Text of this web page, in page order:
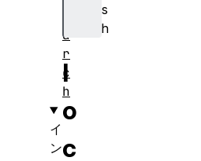
s
h
l
o
c
a
r
c
h
イ
ン